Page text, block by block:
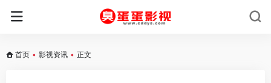
首页 • 影视资讯 • 正文